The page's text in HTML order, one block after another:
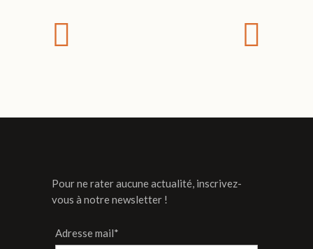
Pour ne rater aucune actualité, inscrivez-
vous à notre newsletter !
Adresse mail*